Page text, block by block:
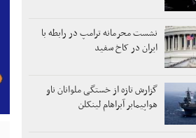
نشست محرمانه ترامپ در رابطه با
ایران در کاخ سفید
گزارش تازه از خستگی ملوانان ناو
هواپیمابر آبراهام لینکلن